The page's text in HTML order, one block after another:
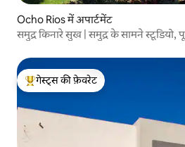
Ocho Rios में अपार्टमेंट
समुद्र किनारे सुख | समुद्र के सामने
गेस्ट्स का टॉप फ़ेवरेट
गेस्ट्स की फ़ेवरेट